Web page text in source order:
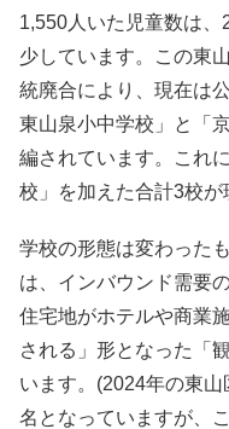
1,550人いた児童数は
少しています。この東
統廃合により、現在は
東山泉小中学校」と「
編されています。これ
校」を加えた合計3校が
学校の形態は変わった
は、インバウンド需要
住宅地がホテルや商業
される」形となった「
います。(2024年の東
名となっていますが、